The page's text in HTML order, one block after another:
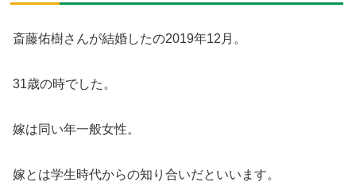
斎藤佑樹さんが結婚したの2019年12月。
31歳の時でした。
嫁は同い年一般女性。
嫁とは学生時代からの知り合いだといいます。